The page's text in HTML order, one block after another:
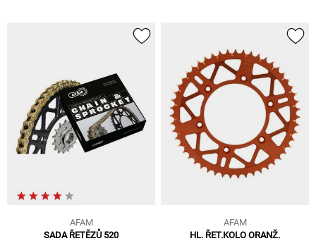
AFAM
SADA ŘETĚZŮ 520
AFAM
HL. ŘET.KOLO ORANŽ.